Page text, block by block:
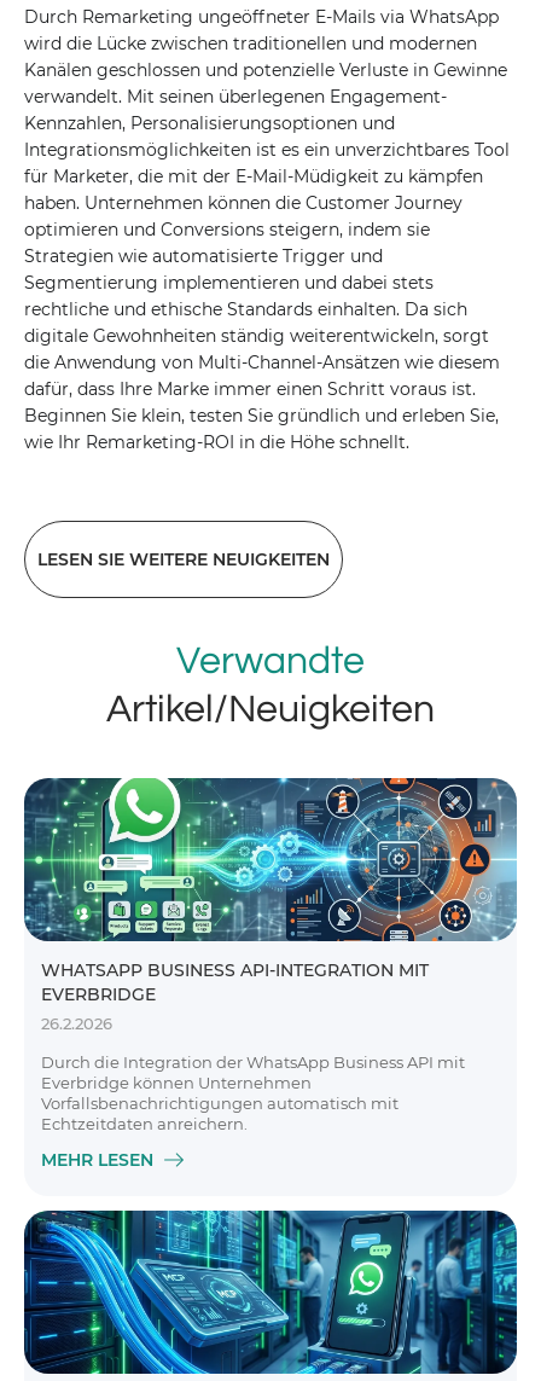
Durch Remarketing ungeöffneter E-Mails via WhatsApp
wird die Lücke zwischen traditionellen und modernen
Kanälen geschlossen und potenzielle Verluste in Gewinne
verwandelt. Mit seinen überlegenen Engagement-
Kennzahlen, Personalisierungsoptionen und
Integrationsmöglichkeiten ist es ein unverzichtbares Tool
für Marketer, die mit der E-Mail-Müdigkeit zu kämpfen
haben. Unternehmen können die Customer Journey
optimieren und Conversions steigern, indem sie
Strategien wie automatisierte Trigger und
Segmentierung implementieren und dabei stets
rechtliche und ethische Standards einhalten. Da sich
digitale Gewohnheiten ständig weiterentwickeln, sorgt
die Anwendung von Multi-Channel-Ansätzen wie diesem
dafür, dass Ihre Marke immer einen Schritt voraus ist.
Beginnen Sie klein, testen Sie gründlich und erleben Sie,
wie Ihr Remarketing-ROI in die Höhe schnellt.
LESEN SIE WEITERE NEUIGKEITEN
Verwandte
Artikel/Neuigkeiten
WHATSAPP BUSINESS API-INTEGRATION MIT
EVERBRIDGE
26.2.2026
Durch die Integration der WhatsApp Business API mit
Everbridge können Unternehmen
Vorfallsbenachrichtigungen automatisch mit
Echtzeitdaten anreichern.
MEHR LESEN